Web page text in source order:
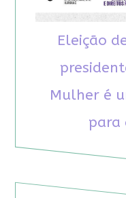
Eleição
Mulher é
para